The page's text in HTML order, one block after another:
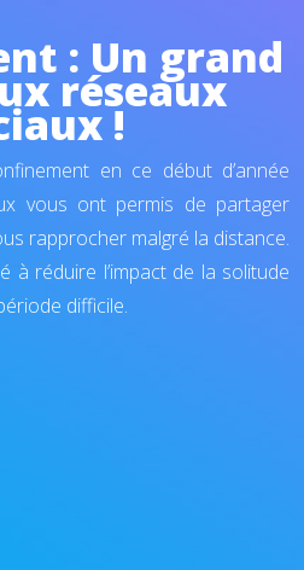
: Un grand
réseaux
!
en ce début d’année
vous ont permis de partager
rapprocher malgré la distance.
à réduire l’impact de la solitude
difficile.